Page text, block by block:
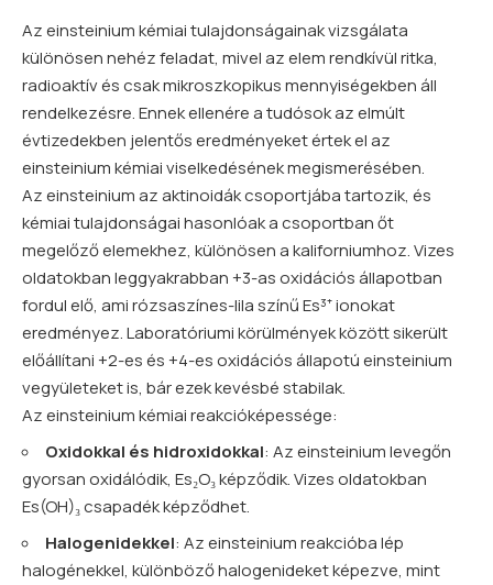
Az einsteinium kémiai tulajdonságainak vizsgálata
különösen nehéz feladat, mivel az elem rendkívül ritka,
radioaktív és csak mikroszkopikus mennyiségekben áll
rendelkezésre. Ennek ellenére a tudósok az elmúlt
évtizedekben jelentős eredményeket értek el az
einsteinium kémiai viselkedésének megismerésében.
Az einsteinium az aktinoidák csoportjába tartozik, és
kémiai tulajdonságai hasonlóak a csoportban őt
megelőző elemekhez, különösen a kaliforniumhoz. Vizes
oldatokban leggyakrabban +3-as oxidációs állapotban
fordul elő, ami rózsaszínes-lila színű Es³⁺ ionokat
eredményez. Laboratóriumi körülmények között sikerült
előállítani +2-es és +4-es oxidációs állapotú einsteinium
vegyületeket is, bár ezek kevésbé stabilak.
Az einsteinium kémiai reakcióképessége:
Oxidokkal és hidroxidokkal: Az einsteinium levegőn
gyorsan oxidálódik, Es₂O₃ képződik. Vizes oldatokban
Es(OH)₃ csapadék képződhet.
Halogenidekkel: Az einsteinium reakcióba lép
halogénekkel, különböző halogenideket képezve, mint